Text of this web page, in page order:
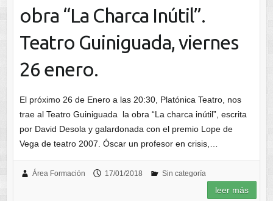
obra “La Charca Inútil”.
Teatro Guiniguada, viernes
26 enero.
El próximo 26 de Enero a las 20:30, Platónica Teatro, nos
trae al Teatro Guiniguada la obra “La charca inútil”, escrita
por David Desola y galardonada con el premio Lope de
Vega de teatro 2007. Óscar un profesor en crisis,…
Área Formación 17/01/2018 Sin categoría
leer más